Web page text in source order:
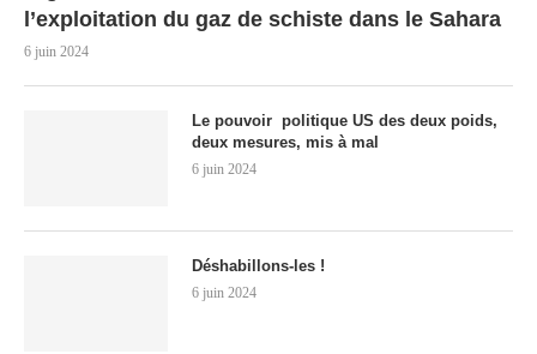
l’exploitation du gaz de schiste dans le Sahara
6 juin 2024
Le pouvoir politique US des deux poids,
deux mesures, mis à mal
6 juin 2024
Déshabillons-les !
6 juin 2024